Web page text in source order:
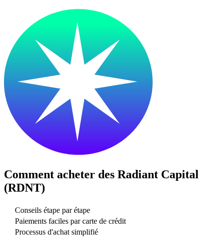
Comment acheter des Radiant Capital
(RDNT)
Conseils étape par étape
Paiements faciles par carte de crédit
Processus d'achat simplifié